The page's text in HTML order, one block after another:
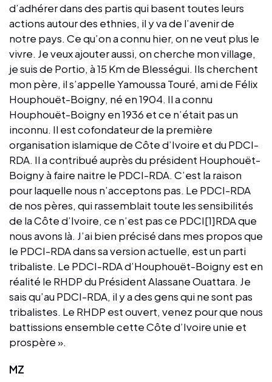
d’adhérer dans des partis qui basent toutes leurs
actions autour des ethnies, il y va de l’avenir de
notre pays. Ce qu’on a connu hier, on ne veut plus le
vivre. Je veux ajouter aussi, on cherche mon village,
je suis de Portio, à 15 Km de Blességui. Ils cherchent
mon père, il s’appelle Yamoussa Touré, ami de Félix
Houphouët-Boigny, né en 1904. Il a connu
Houphouët-Boigny en 1936 et ce n’était pas un
inconnu. Il est cofondateur de la première
organisation islamique de Côte d’Ivoire et du PDCI-
RDA. Il a contribué auprès du président Houphouët-
Boigny à faire naitre le PDCI-RDA. C’est la raison
pour laquelle nous n’acceptons pas. Le PDCI-RDA
de nos pères, qui rassemblait toute les sensibilités
de la Côte d’Ivoire, ce n’est pas ce PDCI[1]RDA que
nous avons là. J’ai bien précisé dans mes propos que
le PDCI-RDA dans sa version actuelle, est un parti
tribaliste. Le PDCI-RDA d’Houphouët-Boigny est en
réalité le RHDP du Président Alassane Ouattara. Je
sais qu’au PDCI-RDA, il y a des gens qui ne sont pas
tribalistes. Le RHDP est ouvert, venez pour que nous
battissions ensemble cette Côte d’Ivoire unie et
prospère ».
MZ